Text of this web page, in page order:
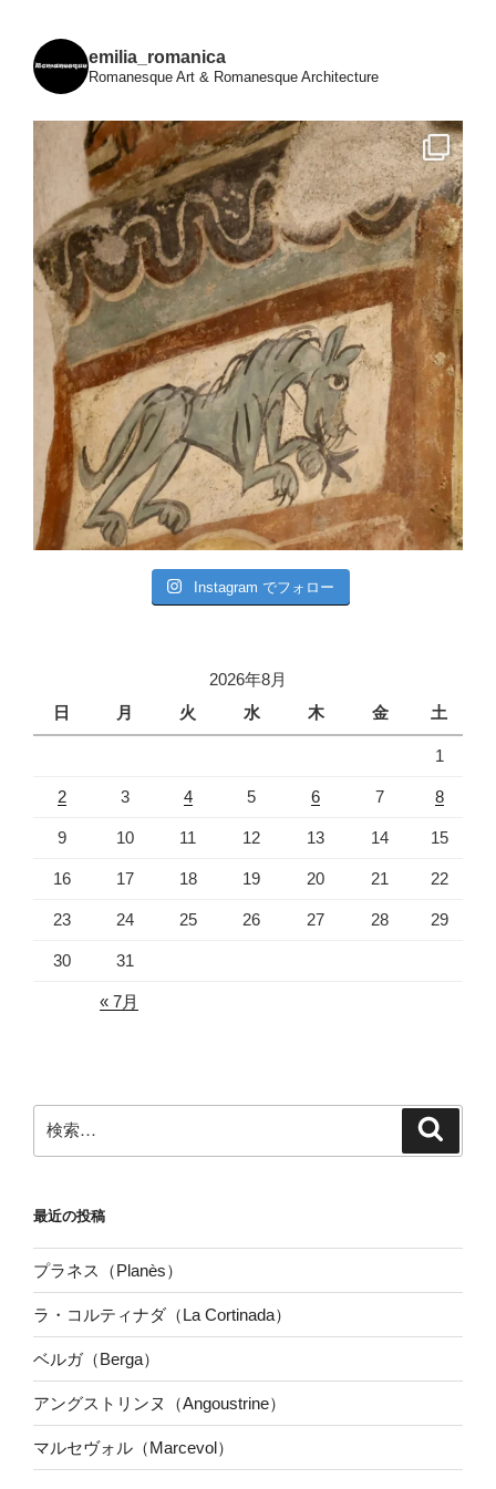
emilia_romanica
Romanesque Art & Romanesque Architecture
Instagram でフォロー
2026年8月
日
月 火 水 木 金 土
1
2 3 4 5 6 7 8
9 10 11 12 13 14 15
16 17 18 19 20 21 22
23 24 25 26 27 28 29
30 31
« 7月
索:
最近の投稿
プラネス（Planès）
ラ・コルティナダ（La Cortinada）
ベルガ（Berga）
アングストリンヌ（Angoustrine）
マルセヴォル（Marcevol）